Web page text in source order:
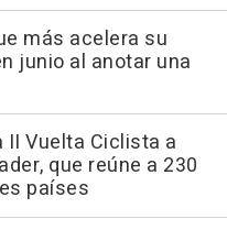
más acelera su
junio al anotar una
Vuelta Ciclista a
que reúne a 230
países